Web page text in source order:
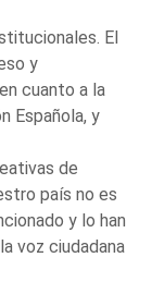
El
y
cuanto a la
Española, y
de
país no es
y lo han
voz ciudadana